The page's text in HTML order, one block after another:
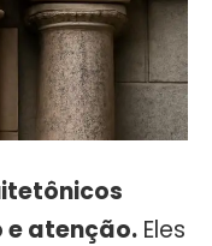
e atenção. Eles